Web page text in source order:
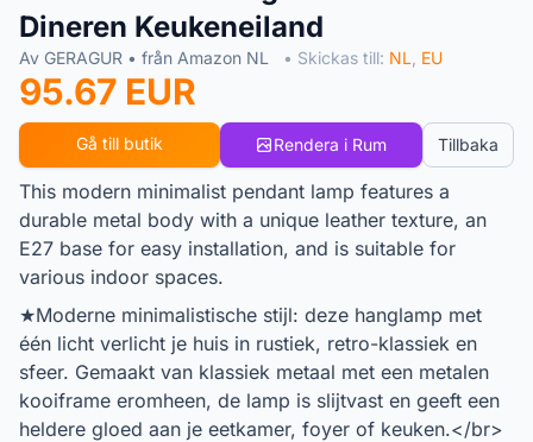
Dineren Keukeneiland
Av GERAGUR • från Amazon NL • Skickas till: NL EU
95.67 EUR
Gå till butik Rendera i Rum Tillbaka
This modern minimalist pendant lamp features a
durable metal body with a unique leather texture, an
E27 base for easy installation, and is suitable for
various indoor spaces.
★Moderne minimalistische stijl: deze hanglamp met
één licht verlicht je huis in rustiek, retro-klassiek en
sfeer. Gemaakt van klassiek metaal met een metalen
kooiframe eromheen, de lamp is slijtvast en geeft een
heldere gloed aan je eetkamer, foyer of keuken.</br>